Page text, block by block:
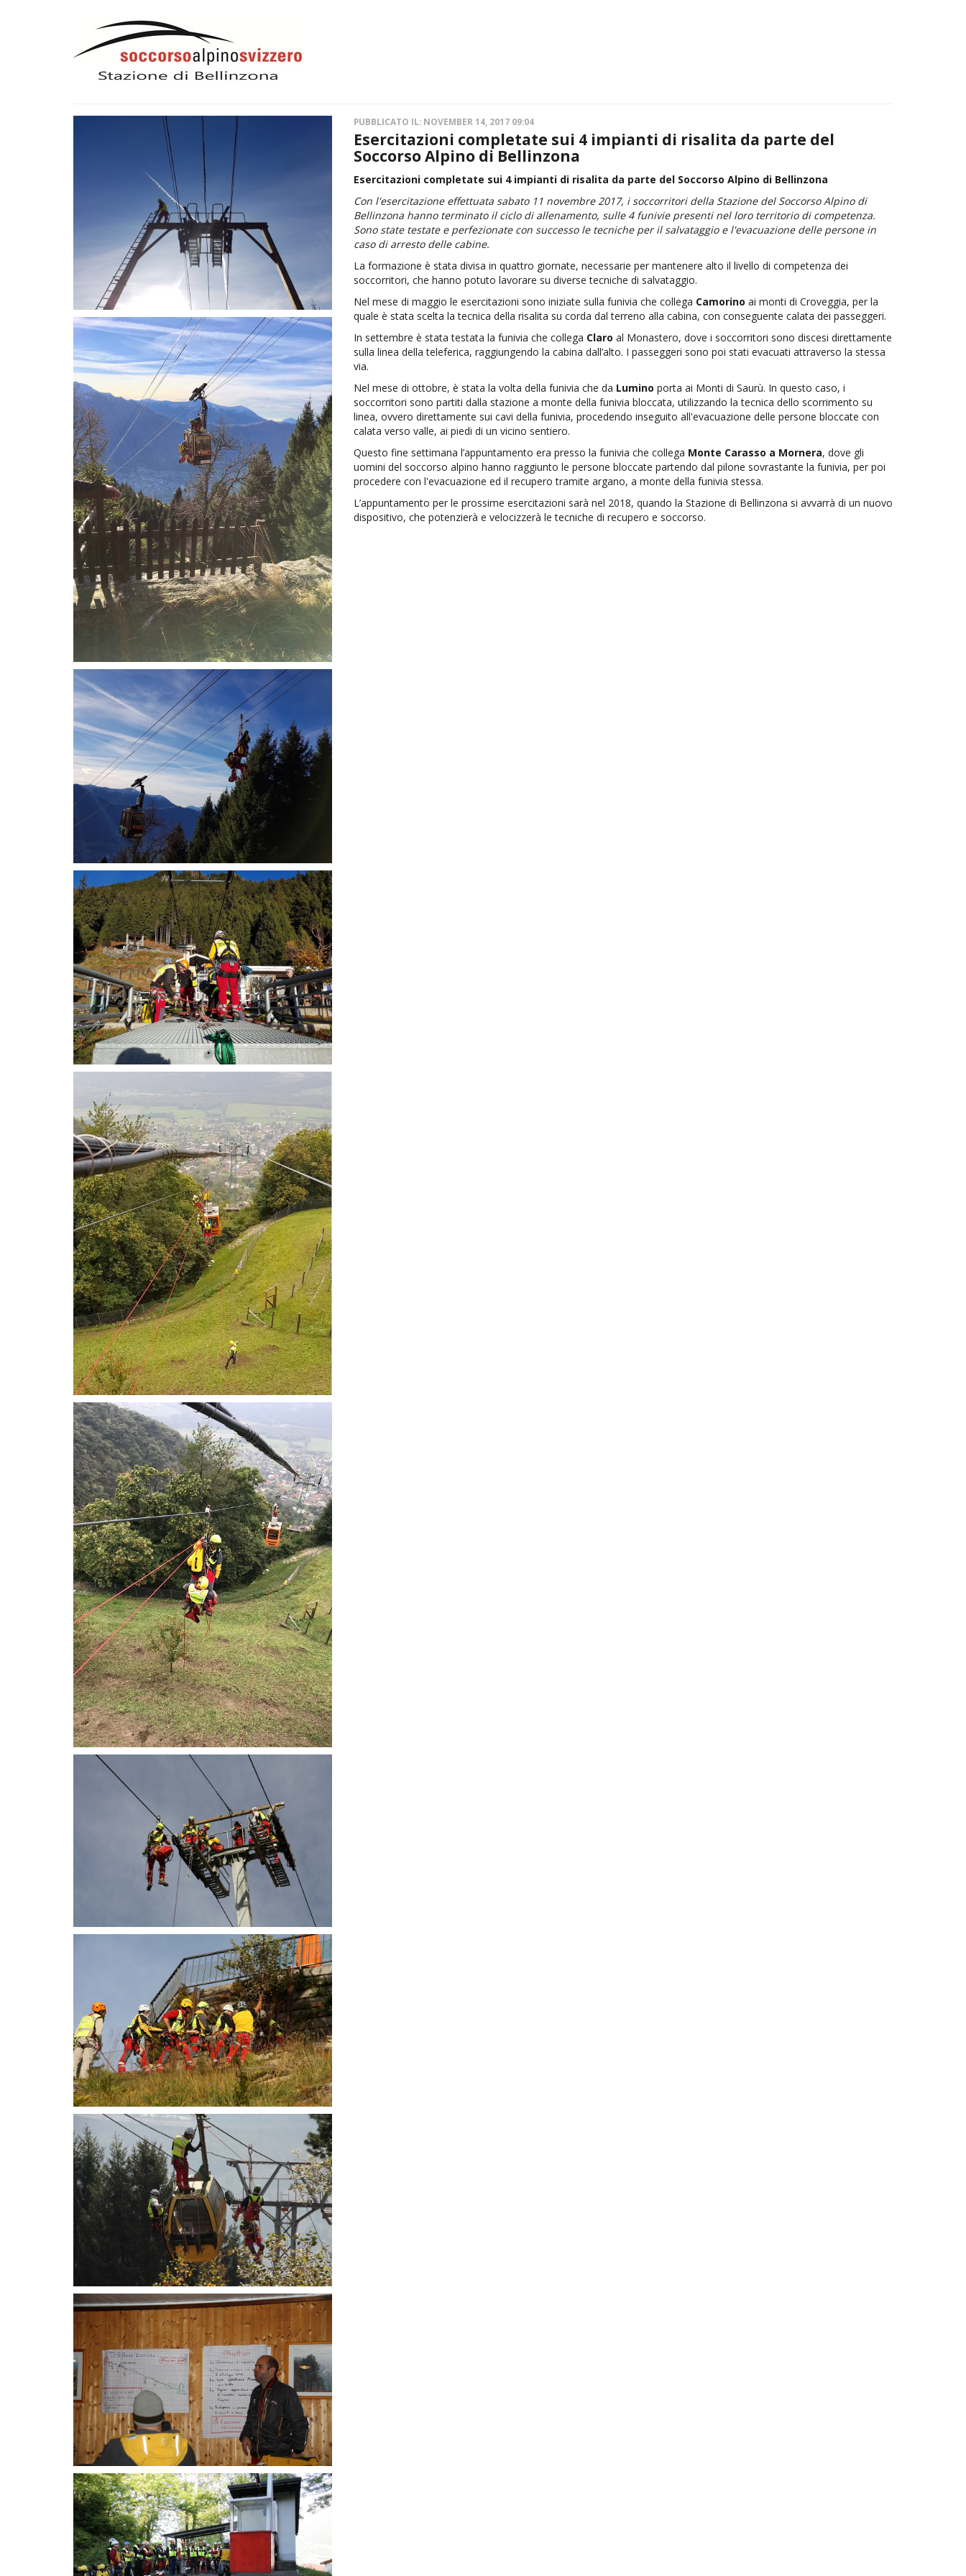
PUBBLICATO IL: NOVEMBER 14, 2017 09:04
Esercitazioni completate sui 4 impianti di risalita da parte del
Soccorso Alpino di Bellinzona
Esercitazioni completate sui 4 impianti di risalita da parte del Soccorso Alpino di Bellinzona
Con l'esercitazione effettuata sabato 11 novembre 2017, i soccorritori della Stazione del Soccorso Alpino di
Bellinzona hanno terminato il ciclo di allenamento, sulle 4 funivie presenti nel loro territorio di competenza.
Sono state testate e perfezionate con successo le tecniche per il salvataggio e l'evacuazione delle persone in
caso di arresto delle cabine.
La formazione è stata divisa in quattro giornate, necessarie per mantenere alto il livello di competenza dei
soccorritori, che hanno potuto lavorare su diverse tecniche di salvataggio.
Nel mese di maggio le esercitazioni sono iniziate sulla funivia che collega Camorino ai monti di Croveggia, per la
quale è stata scelta la tecnica della risalita su corda dal terreno alla cabina, con conseguente calata dei passeggeri.
In settembre è stata testata la funivia che collega Claro al Monastero, dove i soccorritori sono discesi direttamente
sulla linea della teleferica, raggiungendo la cabina dall’alto. I passeggeri sono poi stati evacuati attraverso la stessa
via.
Nel mese di ottobre, è stata la volta della funivia che da Lumino porta ai Monti di Saurù. In questo caso, i
soccorritori sono partiti dalla stazione a monte della funivia bloccata, utilizzando la tecnica dello scorrimento su
linea, ovvero direttamente sui cavi della funivia, procedendo inseguito all'evacuazione delle persone bloccate con
calata verso valle, ai piedi di un vicino sentiero.
Questo fine settimana l’appuntamento era presso la funivia che collega Monte Carasso a Mornera, dove gli
uomini del soccorso alpino hanno raggiunto le persone bloccate partendo dal pilone sovrastante la funivia, per poi
procedere con l'evacuazione ed il recupero tramite argano, a monte della funivia stessa.
L’appuntamento per le prossime esercitazioni sarà nel 2018, quando la Stazione di Bellinzona si avvarrà di un nuovo
dispositivo, che potenzierà e velocizzerà le tecniche di recupero e soccorso.